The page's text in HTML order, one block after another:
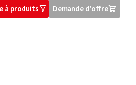
à produitsO Demande d'offreU